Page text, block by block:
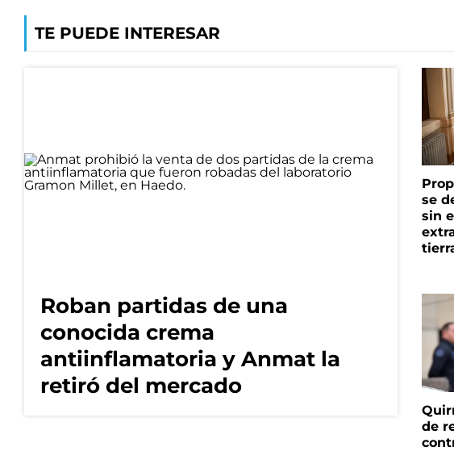
TE PUEDE INTERESAR
Roban partidas de una
conocida crema
antiinflamatoria y Anmat la
retiró del mercado
se
sin
de